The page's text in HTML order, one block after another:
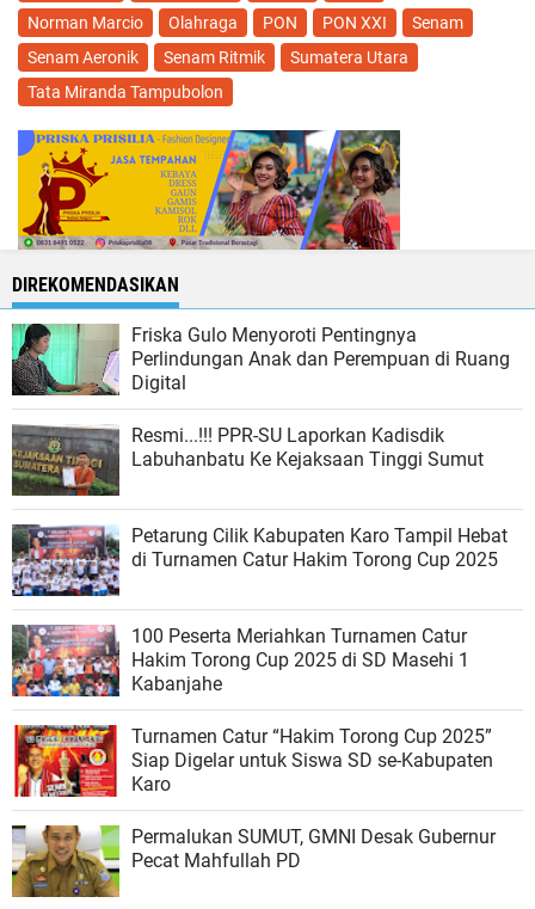
Norman Marcio
Olahraga PON PON XXI
Senam
Senam Aeronik
Senam Ritmik
Sumatera Utara
Tata Miranda Tampubolon
DIREKOMENDASIKAN
Friska Gulo Menyoroti Pentingnya
Perlindungan Anak dan Perempuan di Ruang
Digital
‎Resmi...!!! PPR-SU Laporkan Kadisdik
Labuhanbatu Ke Kejaksaan Tinggi Sumut
Petarung Cilik Kabupaten Karo Tampil Hebat
di Turnamen Catur Hakim Torong Cup 2025
100 Peserta Meriahkan Turnamen Catur
Hakim Torong Cup 2025 di SD Masehi 1
Kabanjahe
Turnamen Catur “Hakim Torong Cup 2025”
Siap Digelar untuk Siswa SD se-Kabupaten
Karo
Permalukan SUMUT, GMNI Desak Gubernur
Pecat Mahfullah PD